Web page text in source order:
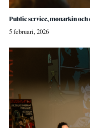
Public service, monarkin
5 februari, 2026